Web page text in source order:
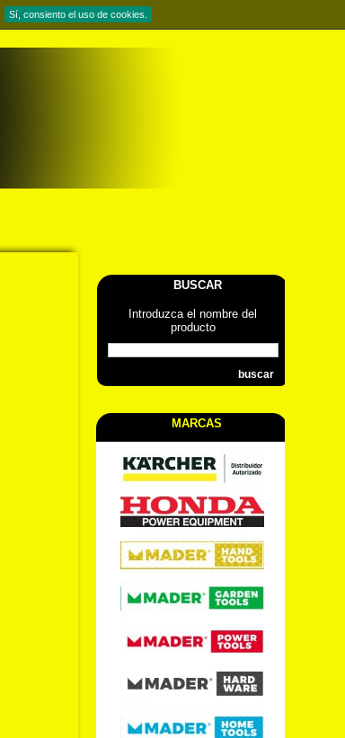
Sí, consiento el uso de cookies.
BUSCAR
Introduzca el nombre del
producto
MARCAS